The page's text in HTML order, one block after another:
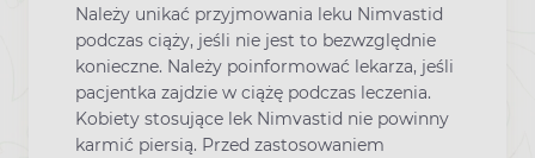
Należy unikać przyjmowania leku Nimvastid
podczas ciąży, jeśli nie jest to bezwzględnie
konieczne. Należy poinformować lekarza, jeśli
pacjentka zajdzie w ciążę podczas leczenia.
Kobiety stosujące lek Nimvastid nie powinny
karmić piersią. Przed zastosowaniem